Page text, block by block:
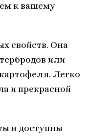
к вашему
свойств. Она
или
Легко
и прекрасной
и доступны